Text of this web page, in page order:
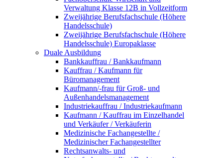
Verwaltung Klasse 12B in Vollzeitform
Zweijährige Berufsfachschule (Höhere
Handelsschule)
Zweijährige Berufsfachschule (Höhere
Handelsschule) Europaklasse
Duale Ausbildung
Bankkauffrau / Bankkaufmann
Kauffrau / Kaufmann für
Büromanagement
Kaufmann/-frau für Groß- und
Außenhandelsmanagement
Industriekauffrau / Industriekaufmann
Kaufmann / Kauffrau im Einzelhandel
und Verkäufer / Verkäuferin
Medizinische Fachangestellte /
Medizinischer Fachangestellter
Rechtsanwalts- und